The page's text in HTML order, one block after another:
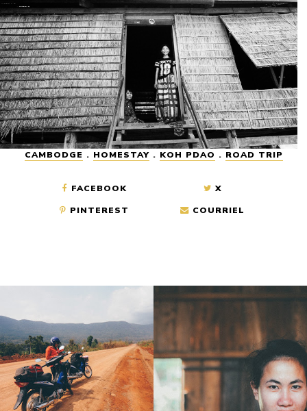
CAMBODGE . HOMESTAY. KOH PDAO . ROAD TRIP
FACEBOOK
X
PINTEREST
COURRIEL